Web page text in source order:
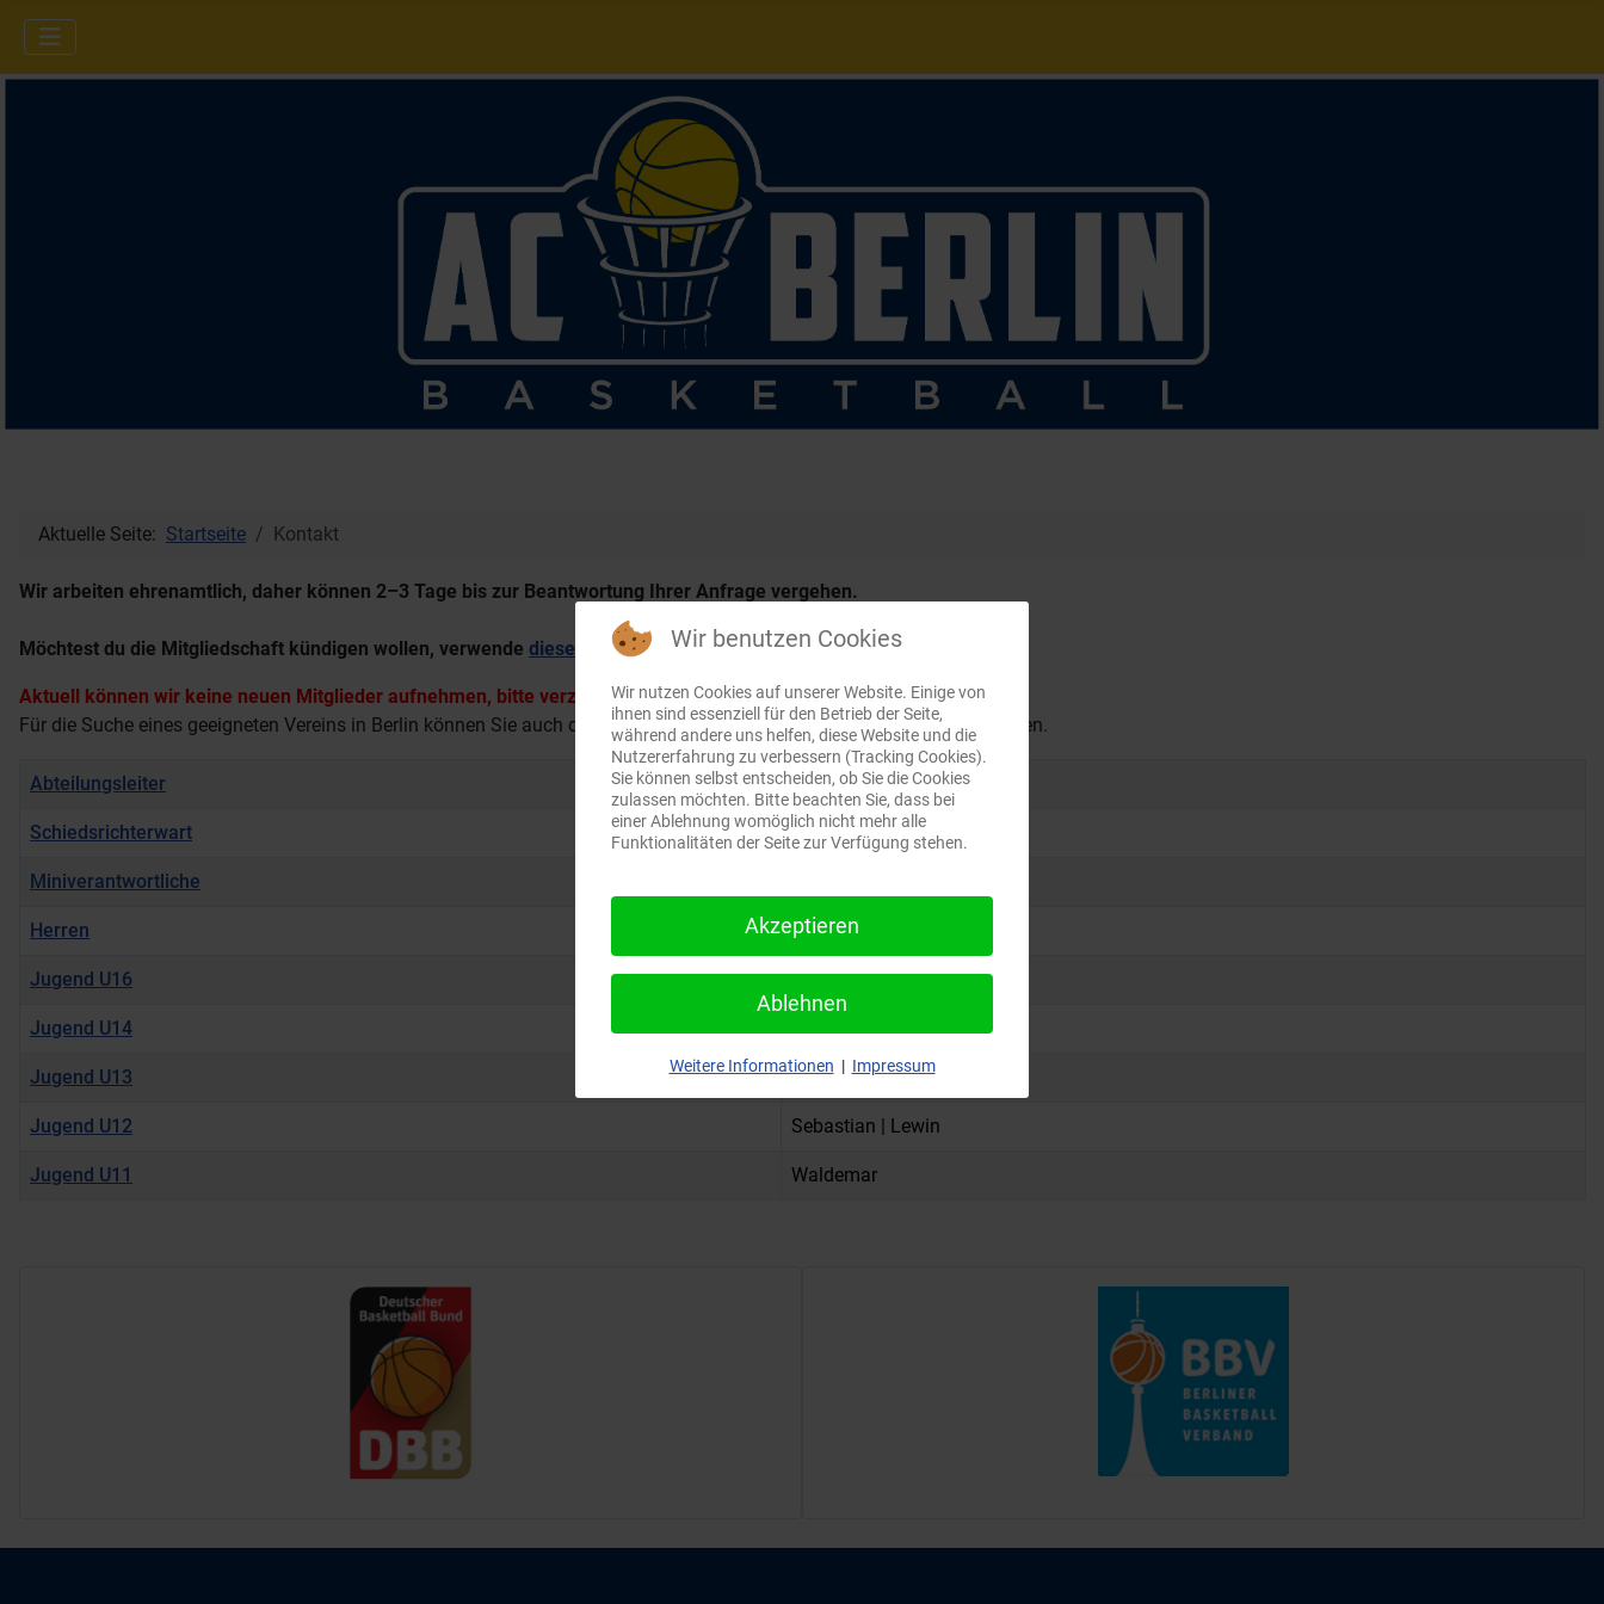
Aktuelle Seite: Startseite Kontakt
Wir arbeiten ehrenamtlich, daher können 2–3 Tage bis zur Beantwortung Ihrer Anfrage vergehen.
Möchtest du die Mitgliedschaft kündigen wollen, verwende dieses Formular
Aktuell können wir keine neuen Mitglieder aufnehmen, bitte verzichten Sie daher auf eine Anfrage.
Für die Suche eines geeigneten Vereins in Berlin können Sie auch die
Vereinssuche des Berliner Basketball Verband nutzen.
Name Details
Abteilungsleiter Patrick
Schiedsrichterwart Niklas
Miniverantwortliche
Herren Christopher | Henning
Jugend U16 Patrick
Jugend U14 Jan | Diana
Jugend U13 Gerardo | Stefan
Jugend U12 Sebastian | Lewin
Jugend U11 Waldemar
Wir benutzen Cookies
Wir nutzen Cookies auf unserer Website. Einige von
ihnen sind essenziell für den Betrieb der Seite,
während andere uns helfen, diese Website und die
Nutzererfahrung zu verbessern (Tracking Cookies).
Sie können selbst entscheiden, ob Sie die Cookies
zulassen möchten. Bitte beachten Sie, dass bei
einer Ablehnung womöglich nicht mehr alle
Funktionalitäten der Seite zur Verfügung stehen.
Akzeptieren
Ablehnen
Weitere Informationen | Impressum